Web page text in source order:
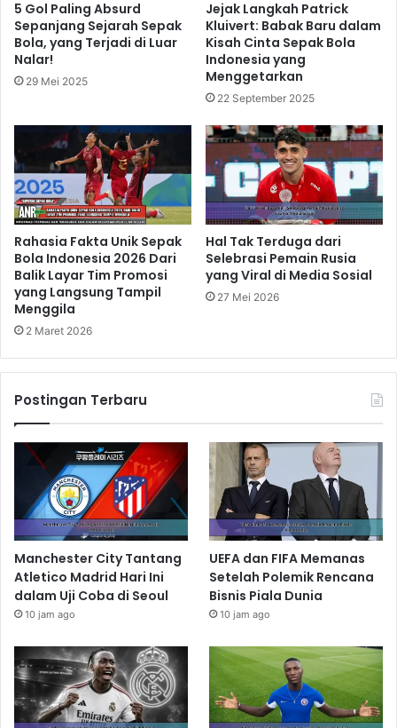
5 Gol Paling Absurd
Sepanjang Sejarah Sepak
Bola, yang Terjadi di Luar
Nalar!
29 Mei 2025
Jejak Langkah Patrick
Kluivert: Babak Baru dalam
Kisah Cinta Sepak Bola
Indonesia yang
Menggetarkan
22 September 2025
Rahasia Fakta Unik Sepak
Bola Indonesia 2026 Dari
Balik Layar Tim Promosi
yang Langsung Tampil
Menggila
2 Maret 2026
Hal Tak Terduga dari
Selebrasi Pemain Rusia
yang Viral di Media Sosial
27 Mei 2026
Postingan Terbaru
Manchester City Tantang
Atletico Madrid Hari Ini
dalam Uji Coba di Seoul
10 jam ago
UEFA dan FIFA Memanas
Setelah Polemik Rencana
Bisnis Piala Dunia
10 jam ago